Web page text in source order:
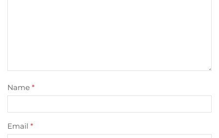
Name *
Email *